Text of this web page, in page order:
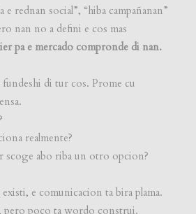
rednan social”, “hiba campañanan”
nan no a defini e cos mas
pa e mercado compronde di nan.
di tur cos. Prome cu
realmente?
scoge abo riba un otro opcion?
e comunicacion ta bira plama.
pero poco ta wordo construi.